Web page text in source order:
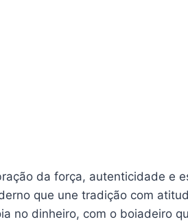
da força, autenticidade e
que une tradição com
no dinheiro, com o boiadeiro